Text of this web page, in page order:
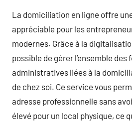
La domiciliation en ligne offre
appréciable pour les
modernes. Grâce à la
possible de gérer l’ensemble des
administratives liées à la
de chez soi. Ce service vous
adresse professionnelle sans
élevé pour un local physique, ce